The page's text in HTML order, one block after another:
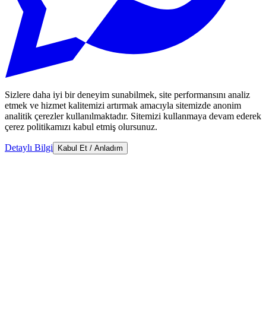
Sizlere daha iyi bir deneyim sunabilmek, site performansını analiz
etmek ve hizmet kalitemizi artırmak amacıyla sitemizde anonim
analitik çerezler kullanılmaktadır. Sitemizi kullanmaya devam ederek
çerez politikamızı kabul etmiş olursunuz.
Detaylı Bilgi Kabul Et / Anladım